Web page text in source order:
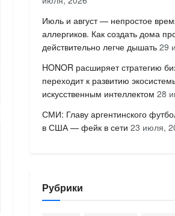
Июль и август — непростое
аллергиков. Как создать дома
действительно легче дышать 29
HONOR расширяет стратегию
переходит к развитию
искусственным интеллектом 28
СМИ: Главу аргентинского
в США — фейк в сети 23 июля,
Рубрики